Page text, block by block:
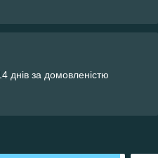
днів за домовленістю